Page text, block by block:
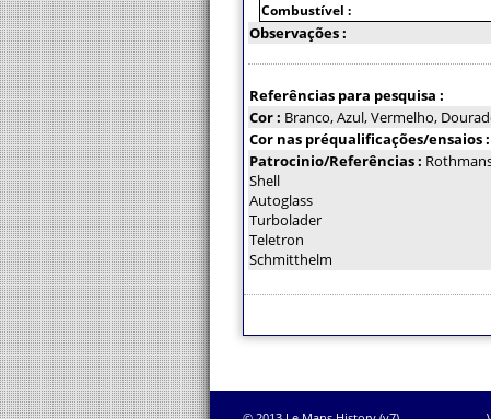
Combustível :
Observações :
Referências para pesquisa :
Cor : Branco, Azul, Vermelho,
Cor nas préqualificações/ensaios :
Patrocinio/Referências :
Shell
Autoglass
Turbolader
Teletron
Schmitthelm